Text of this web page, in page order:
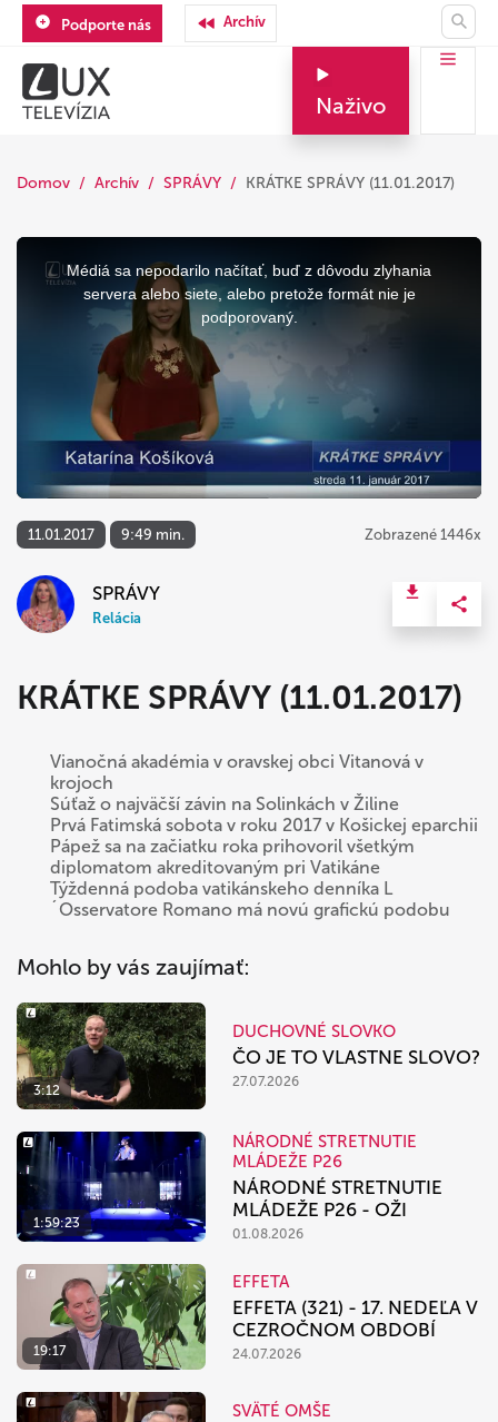
Podporte nás Archív
Naživo
Domov Archív SPRÁVY KRÁTKE SPRÁVY (11.01.2017)
This
modal
window.
Médiá sa nepodarilo načítať, buď z dôvodu zlyhania
servera alebo siete, alebo pretože formát nie je
podporovaný.
11.01.2017 9:49 min. Zobrazené 1446x
SPRÁVY
Relácia
KRÁTKE SPRÁVY (11.01.2017)
Vianočná akadémia v oravskej obci Vitanová v
krojoch
Súťaž o najväčší závin na Solinkách v Žiline
Prvá Fatimská sobota v roku 2017 v Košickej eparchii
Pápež sa na začiatku roka prihovoril všetkým
diplomatom akreditovaným pri Vatikáne
Týždenná podoba vatikánskeho denníka L
´Osservatore Romano má novú grafickú podobu
Mohlo by vás zaujímať:
3:12
DUCHOVNÉ SLOVKO
ČO JE TO VLASTNE SLOVO?
27.07.2026
1:59:23
NÁRODNÉ STRETNUTIE
MLÁDEŽE P26
NÁRODNÉ STRETNUTIE
MLÁDEŽE P26 - OŽI
01.08.2026
19:17
EFFETA
EFFETA (321) - 17. NEDEĽA V
CEZROČNOM OBDOBÍ
24.07.2026
SVÄTÉ OMŠE